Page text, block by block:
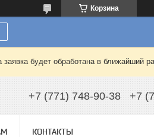
Корзина
будет обработана в ближайший
+7 (771) 748-90-38 +7
КОНТАКТЫ